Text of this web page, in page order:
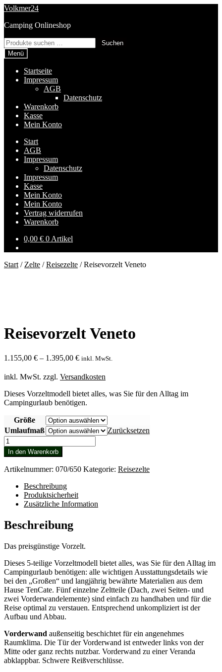
Zur
springen
Zum
springen
Volkmer24
Camping Onlineshop
Suchen
nach:
Suchen
Menü
Startseite
Impressum
AGB
Datenschutz
Warenkorb
Kasse
Mein Konto
Start
AGB
Impressum
Datenschutz
Impressum
Kasse
Mein Konto
Mein Konto
Vertrag widerrufen
Warenkorb
0,00 € 0 Artikel
Start / Zelte /Reisezelte /Reisevorzelt Veneto
Reisevorzelt Veneto
1.155,00 € – 1.395,00 € inkl. MwSt.
inkl. MwSt. zzgl. Versandkosten
Dieses Vorzeltmodell bietet alles, was Sie für den Alltag im
Campingurlaub benötigen.
Größe
Umlaufmaß
Zurücksetzen
Reisevorzelt
Veneto
Menge
In den Warenkorb
Artikelnummer: 070/650 Kategorie: Reisezelte
Beschreibung
Produktsicherheit
Zusätzliche Information
Beschreibung
Das preisgünstige Vorzelt.
Dieses 5-teilige Vorzeltmodell bietet alles, was Sie für den Alltag im
Campingurlaub benötigen: alle wichtigen Ausstattungsdetails wie
bei den „Großen“ und langjährig bewährte Materialien aus dem
Hause TenCate. Fünf einzelne Zeltteile (Dach, zwei Seiten- und
zwei Vorderwandelemente) sind einfach zu handhaben und für die
Reise optimal zu verstauen. Entsprechend unkompliziert ist der
Aufbau und Abbau.
Vorderwand außenseitig beschichtet für ein angenehmes
Raumklima. Die Tür der Vorderwand ist entweder links von der
Mitte oder ganz rechts nutzbar. Vorderwand zu einer Veranda
abklappbar. Schwere Reißverschlüsse.